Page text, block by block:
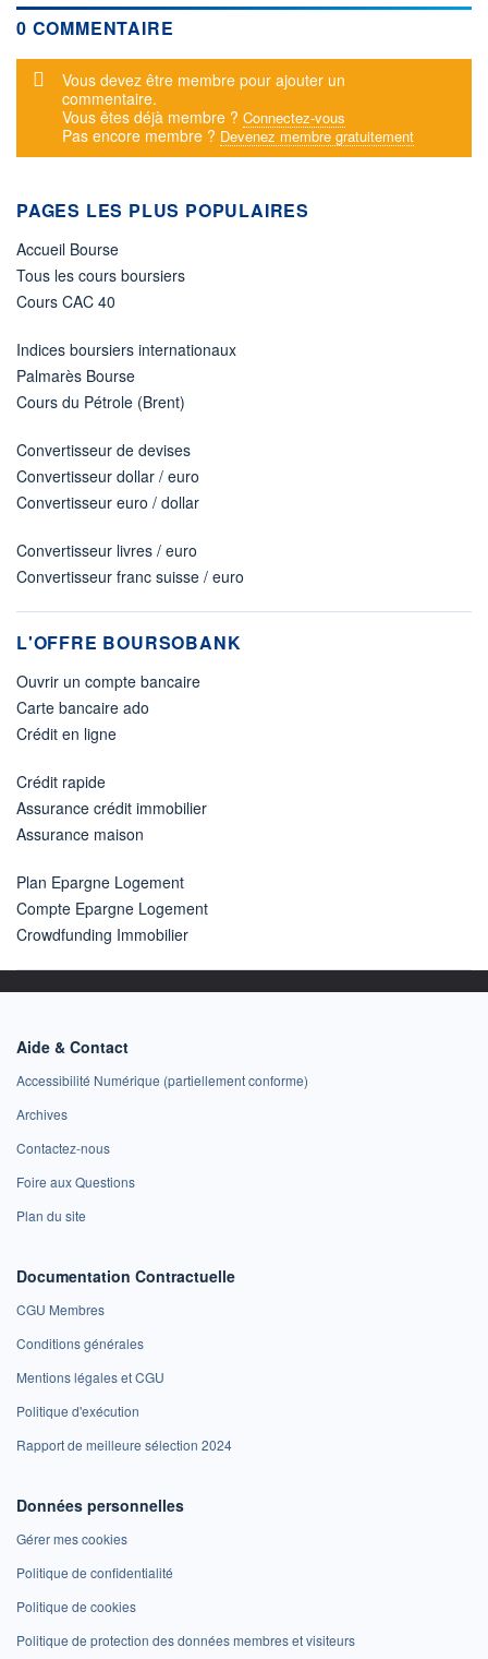
0 COMMENTAIRE
Message d'alerte
Vous devez être membre pour ajouter un
commentaire.
Vous êtes déjà membre ? Connectez-vous
Pas encore membre ? Devenez membre gratuitement
PAGES LES PLUS POPULAIRES
Accueil Bourse
Tous les cours boursiers
Cours CAC 40
Indices boursiers internationaux
Palmarès Bourse
Cours du Pétrole (Brent)
Convertisseur de devises
Convertisseur dollar / euro
Convertisseur euro / dollar
Convertisseur livres / euro
Convertisseur franc suisse / euro
L'OFFRE BOURSOBANK
Ouvrir un compte bancaire
Carte bancaire ado
Crédit en ligne
Crédit rapide
Assurance crédit immobilier
Assurance maison
Plan Epargne Logement
Compte Epargne Logement
Crowdfunding Immobilier
Aide & Contact
Accessibilité Numérique (partiellement conforme)
Archives
Contactez-nous
Foire aux Questions
Plan du site
Documentation Contractuelle
CGU Membres
Conditions générales
Mentions légales et CGU
Politique d'exécution
Rapport de meilleure sélection 2024
Données personnelles
Gérer mes cookies
Politique de confidentialité
Politique de cookies
Politique de protection des données membres et visiteurs